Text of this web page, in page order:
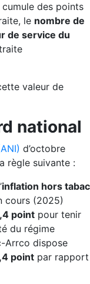
des points
le nombre de
de service du
valeur de
national
d’octobre
règle suivante :
inflation hors tabac
cours (2025)
point pour tenir
du régime
Arrco dispose
point par rapport